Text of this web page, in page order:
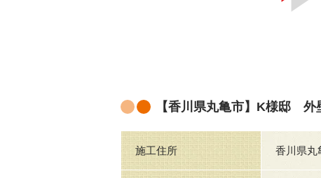
【香川県丸亀市】K様邸
施工住所 香川県丸